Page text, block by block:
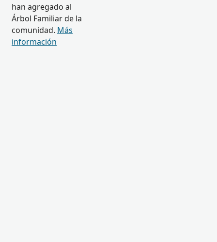
han agregado al
Árbol Familiar de la
comunidad. Más
información